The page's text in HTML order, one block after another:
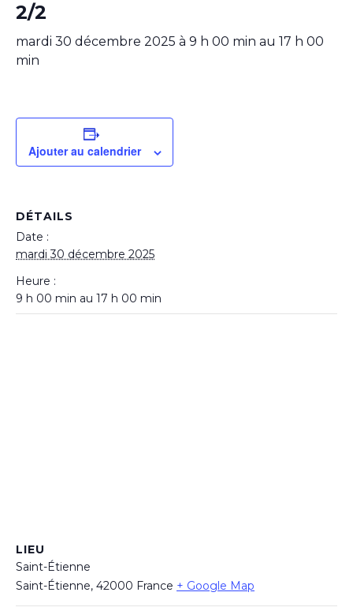
2/2
mardi 30 décembre 2025 à 9 h 00 min au 17 h 00
min
Ajouter au calendrier
DÉTAILS
Date :
mardi 30 décembre 2025
Heure :
9 h 00 min au 17 h 00 min
LIEU
Saint-Étienne
Saint-Étienne, 42000 France + Google Map